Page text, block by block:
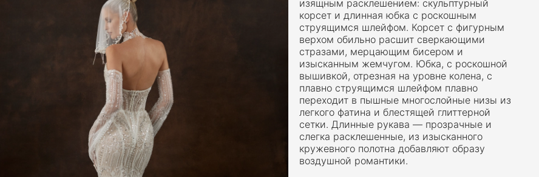
изящным расклешением: скульптурный
корсет и длинная юбка с роскошным
струящимся шлейфом. Корсет с фигурным
верхом обильно расшит сверкающими
стразами, мерцающим бисером и
изысканным жемчугом. Юбка, с роскошной
вышивкой, отрезная на уровне колена, с
плавно струящимся шлейфом плавно
переходит в пышные многослойные низы из
легкого фатина и блестящей глиттерной
сетки. Длинные рукава — прозрачные и
слегка расклешенные, из изысканного
кружевного полотна добавляют образу
воздушной романтики.